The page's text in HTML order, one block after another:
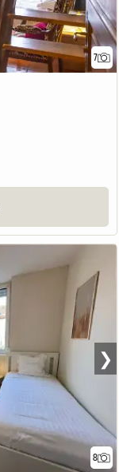
7
8
❯